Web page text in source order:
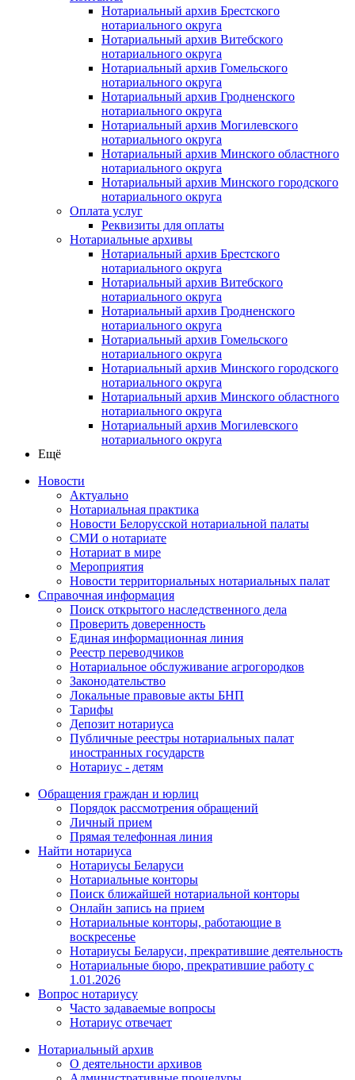
Нотариальный архив Брестского
нотариального округа
Нотариальный архив Витебского
нотариального округа
Нотариальный архив Гомельского
нотариального округа
Нотариальный архив Гродненского
нотариального округа
Нотариальный архив Могилевского
нотариального округа
Нотариальный архив Минского областного
нотариального округа
Нотариальный архив Минского городского
нотариального округа
Оплата услуг
Реквизиты для оплаты
Нотариальные архивы
Нотариальный архив Брестского
нотариального округа
Нотариальный архив Витебского
нотариального округа
Нотариальный архив Гродненского
нотариального округа
Нотариальный архив Гомельского
нотариального округа
Нотариальный архив Минского городского
нотариального округа
Нотариальный архив Минского областного
нотариального округа
Нотариальный архив Могилевского
нотариального округа
Ещё
Новости
Актуально
Нотариальная практика
Новости Белорусской нотариальной палаты
СМИ о нотариате
Нотариат в мире
Мероприятия
Новости территориальных нотариальных палат
Справочная информация
Поиск открытого наследственного дела
Проверить доверенность
Единая информационная линия
Реестр переводчиков
Нотариальное обслуживание агрогородков
Законодательство
Локальные правовые акты БНП
Тарифы
Депозит нотариуса
Публичные реестры нотариальных палат
иностранных государств
Нотариус - детям
Обращения граждан и юрлиц
Порядок рассмотрения обращений
Личный прием
Прямая телефонная линия
Найти нотариуса
Нотариусы Беларуси
Нотариальные конторы
Поиск ближайшей нотариальной конторы
Онлайн запись на прием
Нотариальные конторы, работающие в
воскресенье
Нотариусы Беларуси, прекратившие деятельность
Нотариальные бюро, прекратившие работу с
1.01.2026
Вопрос нотариусу
Часто задаваемые вопросы
Нотариус отвечает
Нотариальный архив
О деятельности архивов